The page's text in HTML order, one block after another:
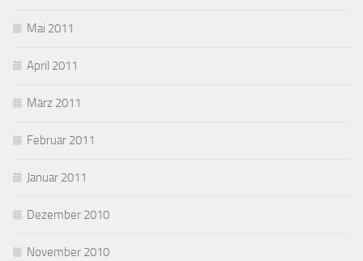
Mai 2011
April 2011
März 2011
Februar 2011
Januar 2011
Dezember 2010
November 2010